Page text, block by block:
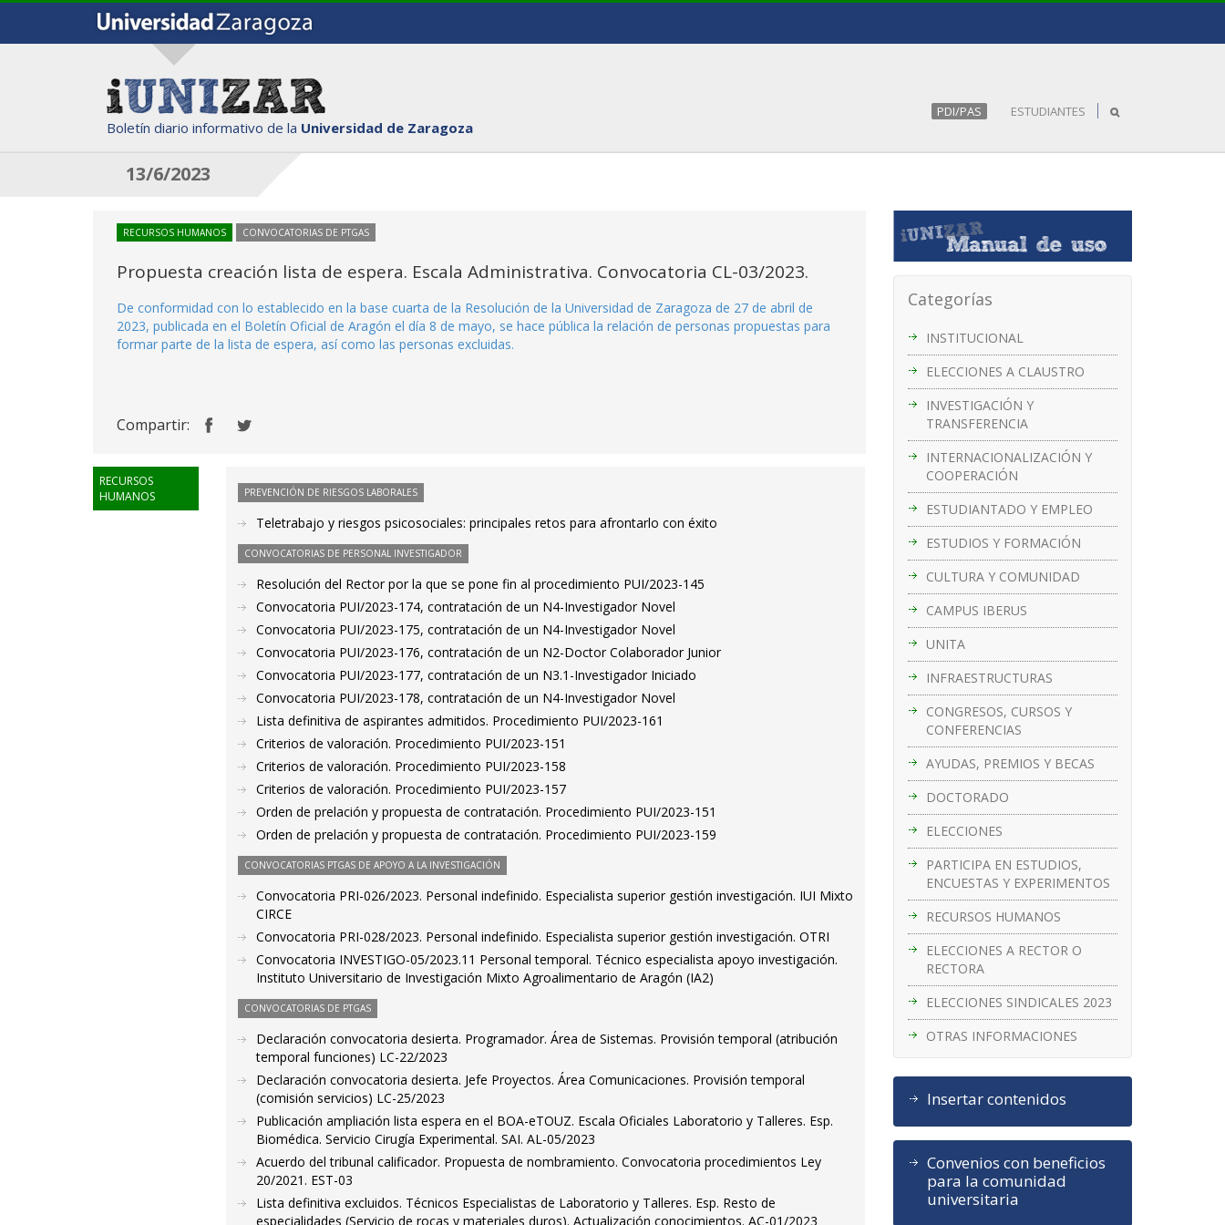
Boletín diario informativo de la Universidad de Zaragoza
PDI/PAS ESTUDIANTES
13/6/2023
Categorías
INSTITUCIONAL
ELECCIONES A CLAUSTRO
INVESTIGACIÓN Y
TRANSFERENCIA
INTERNACIONALIZACIÓN Y
COOPERACIÓN
ESTUDIANTADO Y EMPLEO
ESTUDIOS Y FORMACIÓN
CULTURA Y COMUNIDAD
CAMPUS IBERUS
UNITA
INFRAESTRUCTURAS
CONGRESOS, CURSOS Y
CONFERENCIAS
AYUDAS, PREMIOS Y BECAS
DOCTORADO
ELECCIONES
PARTICIPA EN ESTUDIOS,
ENCUESTAS Y EXPERIMENTOS
RECURSOS HUMANOS
ELECCIONES A RECTOR O
RECTORA
ELECCIONES SINDICALES 2023
OTRAS INFORMACIONES
Insertar contenidos
Convenios con beneficios
para la comunidad
universitaria
RECURSOS HUMANOS CONVOCATORIAS DE PTGAS
Propuesta creación lista de espera. Escala Administrativa. Convocatoria CL-03/2023.
De conformidad con lo establecido en la base cuarta de la Resolución de la Universidad de Zaragoza de 27 de abril de
2023, publicada en el Boletín Oficial de Aragón el día 8 de mayo, se hace pública la relación de personas propuestas para
formar parte de la lista de espera, así como las personas excluidas.
Compartir:
RECURSOS
HUMANOS
PREVENCIÓN DE RIESGOS LABORALES
Teletrabajo y riesgos psicosociales: principales retos para afrontarlo con éxito
CONVOCATORIAS DE PERSONAL INVESTIGADOR
Resolución del Rector por la que se pone fin al procedimiento PUI/2023-145
Convocatoria PUI/2023-174, contratación de un N4-Investigador Novel
Convocatoria PUI/2023-175, contratación de un N4-Investigador Novel
Convocatoria PUI/2023-176, contratación de un N2-Doctor Colaborador Junior
Convocatoria PUI/2023-177, contratación de un N3.1-Investigador Iniciado
Convocatoria PUI/2023-178, contratación de un N4-Investigador Novel
Lista definitiva de aspirantes admitidos. Procedimiento PUI/2023-161
Criterios de valoración. Procedimiento PUI/2023-151
Criterios de valoración. Procedimiento PUI/2023-158
Criterios de valoración. Procedimiento PUI/2023-157
Orden de prelación y propuesta de contratación. Procedimiento PUI/2023-151
Orden de prelación y propuesta de contratación. Procedimiento PUI/2023-159
CONVOCATORIAS PTGAS DE APOYO A LA INVESTIGACIÓN
Convocatoria PRI-026/2023. Personal indefinido. Especialista superior gestión investigación. IUI Mixto
CIRCE
Convocatoria PRI-028/2023. Personal indefinido. Especialista superior gestión investigación. OTRI
Convocatoria INVESTIGO-05/2023.11 Personal temporal. Técnico especialista apoyo investigación.
Instituto Universitario de Investigación Mixto Agroalimentario de Aragón (IA2)
CONVOCATORIAS DE PTGAS
Declaración convocatoria desierta. Programador. Área de Sistemas. Provisión temporal (atribución
temporal funciones) LC-22/2023
Declaración convocatoria desierta. Jefe Proyectos. Área Comunicaciones. Provisión temporal
(comisión servicios) LC-25/2023
Publicación ampliación lista espera en el BOA-eTOUZ. Escala Oficiales Laboratorio y Talleres. Esp.
Biomédica. Servicio Cirugía Experimental. SAI. AL-05/2023
Acuerdo del tribunal calificador. Propuesta de nombramiento. Convocatoria procedimientos Ley
20/2021. EST-03
Lista definitiva excluidos. Técnicos Especialistas de Laboratorio y Talleres. Esp. Resto de
especialidades (Servicio de rocas y materiales duros). Actualización conocimientos. AC-01/2023